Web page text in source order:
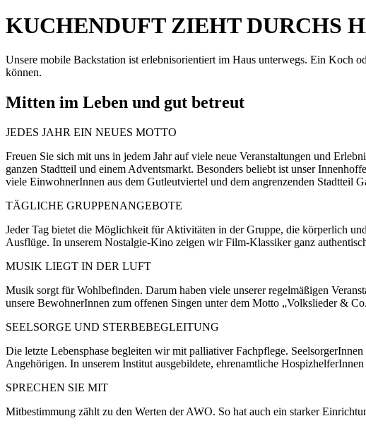
KUCHENDUFT ZIEHT DURCHS
Unsere mobile Backstation ist erlebnisorientiert im Haus unterwegs. Ein Koch
können.
Mitten im Leben und gut betreut
JEDES JAHR EIN NEUES MOTTO
Freuen Sie sich mit uns in jedem Jahr auf viele neue Veranstaltungen und
ganzen Stadtteil und einem Adventsmarkt. Besonders beliebt ist unser
viele EinwohnerInnen aus dem Gutleutviertel und dem angrenzenden Stadtteil
TÄGLICHE GRUPPENANGEBOTE
Jeder Tag bietet die Möglichkeit für Aktivitäten in der Gruppe, die körperlich
Ausflüge. In unserem Nostalgie-Kino zeigen wir Film-Klassiker ganz
MUSIK LIEGT IN DER LUFT
Musik sorgt für Wohlbefinden. Darum haben viele unserer regelmäßigen
unsere BewohnerInnen zum offenen Singen unter dem Motto „Volkslieder &
SEELSORGE UND STERBEBEGLEITUNG
Die letzte Lebensphase begleiten wir mit palliativer Fachpflege.
Angehörigen. In unserem Institut ausgebildete, ehrenamtliche
SPRECHEN SIE MIT
Mitbestimmung zählt zu den Werten der AWO. So hat auch ein starker